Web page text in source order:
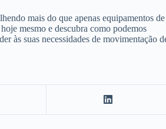
mais do que apenas equipamentos de
mesmo e descubra como podemos
às suas necessidades de movimentação